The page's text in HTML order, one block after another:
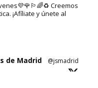
en Instagram
Creemos
¡Afíliate y únete al
de Madrid
@jsmadrid